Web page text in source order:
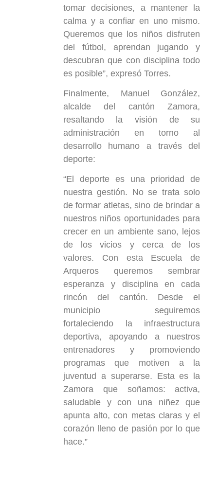
tomar decisiones, a mantener la
calma y a confiar en uno mismo.
Queremos que los niños disfruten
del fútbol, aprendan jugando y
descubran que con disciplina todo
es posible”, expresó Torres.
Finalmente, Manuel González,
alcalde del cantón Zamora,
resaltando la visión de su
administración en torno al
desarrollo humano a través del
deporte:
“El deporte es una prioridad de
nuestra gestión. No se trata solo
de formar atletas, sino de brindar a
nuestros niños oportunidades para
crecer en un ambiente sano, lejos
de los vicios y cerca de los
valores. Con esta Escuela de
Arqueros queremos sembrar
esperanza y disciplina en cada
rincón del cantón. Desde el
municipio seguiremos
fortaleciendo la infraestructura
deportiva, apoyando a nuestros
entrenadores y promoviendo
programas que motiven a la
juventud a superarse. Esta es la
Zamora que soñamos: activa,
saludable y con una niñez que
apunta alto, con metas claras y el
corazón lleno de pasión por lo que
hace.”